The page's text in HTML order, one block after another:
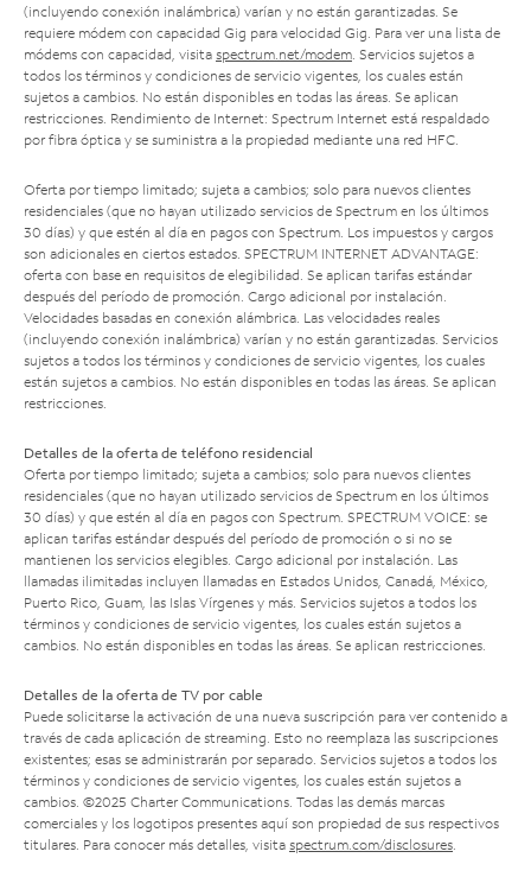
(incluyendo conexión inalámbrica) varían y no están garantizadas. Se
requiere módem con capacidad Gig para velocidad Gig. Para ver una lista de
módems con capacidad, visita spectrum.net/modem . Servicios sujetos a
todos los términos y condiciones de servicio vigentes, los cuales están
sujetos a cambios. No están disponibles en todas las áreas. Se aplican
restricciones. Rendimiento de Internet: Spectrum Internet está respaldado
por fibra óptica y se suministra a la propiedad mediante una red HFC.
Oferta por tiempo limitado; sujeta a cambios; solo para nuevos clientes
residenciales (que no hayan utilizado servicios de Spectrum en los últimos
30 días) y que estén al día en pagos con Spectrum. Los impuestos y cargos
son adicionales en ciertos estados. SPECTRUM INTERNET ADVANTAGE:
oferta con base en requisitos de elegibilidad. Se aplican tarifas estándar
después del período de promoción. Cargo adicional por instalación.
Velocidades basadas en conexión alámbrica. Las velocidades reales
(incluyendo conexión inalámbrica) varían y no están garantizadas. Servicios
sujetos a todos los términos y condiciones de servicio vigentes, los cuales
están sujetos a cambios. No están disponibles en todas las áreas. Se aplican
restricciones.
Detalles de la oferta de teléfono residencial
Oferta por tiempo limitado; sujeta a cambios; solo para nuevos clientes
residenciales (que no hayan utilizado servicios de Spectrum en los últimos
30 días) y que estén al día en pagos con Spectrum. SPECTRUM VOICE: se
aplican tarifas estándar después del período de promoción o si no se
mantienen los servicios elegibles. Cargo adicional por instalación. Las
llamadas ilimitadas incluyen llamadas en Estados Unidos, Canadá, México,
Puerto Rico, Guam, las Islas Vírgenes y más. Servicios sujetos a todos los
términos y condiciones de servicio vigentes, los cuales están sujetos a
cambios. No están disponibles en todas las áreas. Se aplican restricciones.
Detalles de la oferta de TV por cable
Puede solicitarse la activación de una nueva suscripción para ver contenido a
través de cada aplicación de streaming. Esto no reemplaza las suscripciones
existentes; esas se administrarán por separado. Servicios sujetos a todos los
términos y condiciones de servicio vigentes, los cuales están sujetos a
cambios. ©2025 Charter Communications. Todas las demás marcas
comerciales y los logotipos presentes aquí son propiedad de sus respectivos
titulares. Para conocer más detalles, visita spectrum.com/disclosures